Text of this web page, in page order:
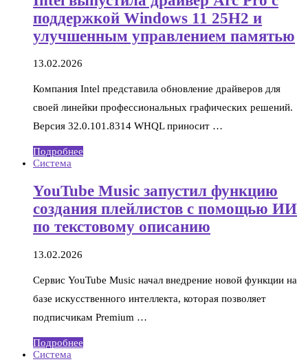
поддержкой Windows 11 25H2 и
улучшенным управлением памятью
13.02.2026
Компания Intel представила обновление драйверов для
своей линейки профессиональных графических решений.
Версия 32.0.101.8314 WHQL приносит …
Подробнее
Система
YouTube Music запустил функцию
создания плейлистов с помощью ИИ
по текстовому описанию
13.02.2026
Сервис YouTube Music начал внедрение новой функции на
базе искусственного интеллекта, которая позволяет
подписчикам Premium …
Подробнее
Система